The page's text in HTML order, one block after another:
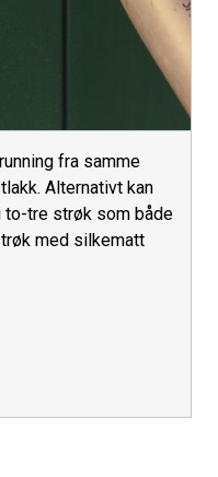
fra samme
Alternativt kan
tre strøk som både
med silkematt